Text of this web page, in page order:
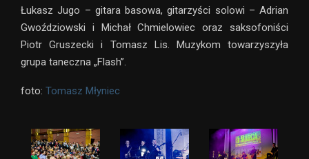
Łukasz Jugo – gitara basowa, gitarzyści solowi – Adrian
Gwoździowski i Michał Chmielowiec oraz saksofoniści
Piotr Gruszecki i Tomasz Lis. Muzykom towarzyszyła
grupa taneczna „Flash”.
foto: Tomasz Młyniec